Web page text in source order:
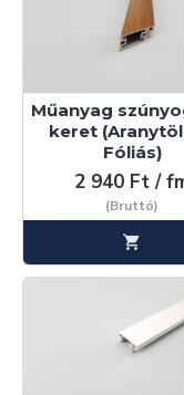
egyszerűen? Akkor
egyikét. Válassza ki
szabhatja annak
Fix keretes
Nyíló keretes
Mobil
Műanyag
keret
Fóliás)
2 940 Ft /
(Bruttó)